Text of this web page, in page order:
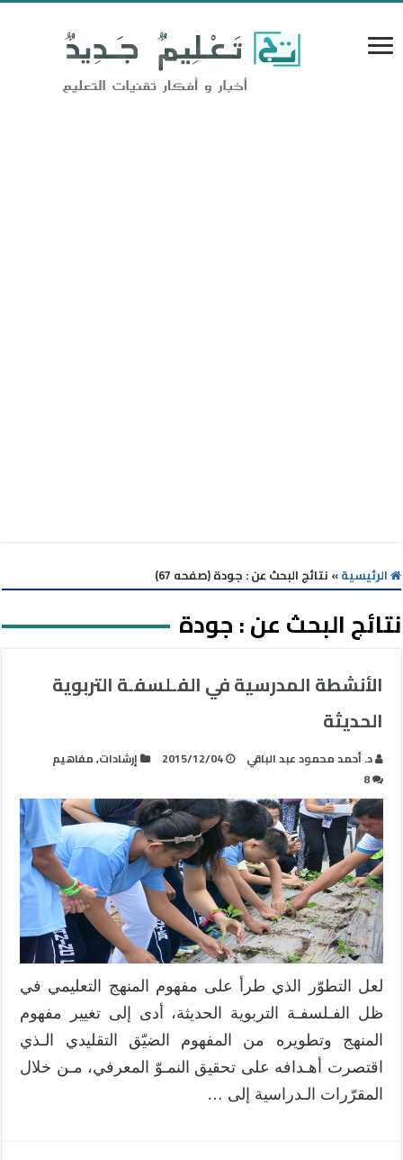
الرئيسية» نتائج البحث عن : جودة (صفحه 67)
نتائج البحث عن :جودة
الأنشطة المدرسية في الفـلسفـة التربوية
الحديثة
د. أحمد محمود عبد الباقي 2015/12/04 إرشادات,مفاهيم
8
لعل التطوّر الذي طرأ على مفهوم المنهج التعليمي في
ظل الفـلسفـة التربوية الحديثة، أدى إلى تغيير مفهوم
المنهج وتطويره من المفهوم الضيّق التقليدي الـذي
اقتصرت أهـدافه على تحقيق النمـوّ المعرفي، مـن خلال
المقرّرات الـدراسية إلى …